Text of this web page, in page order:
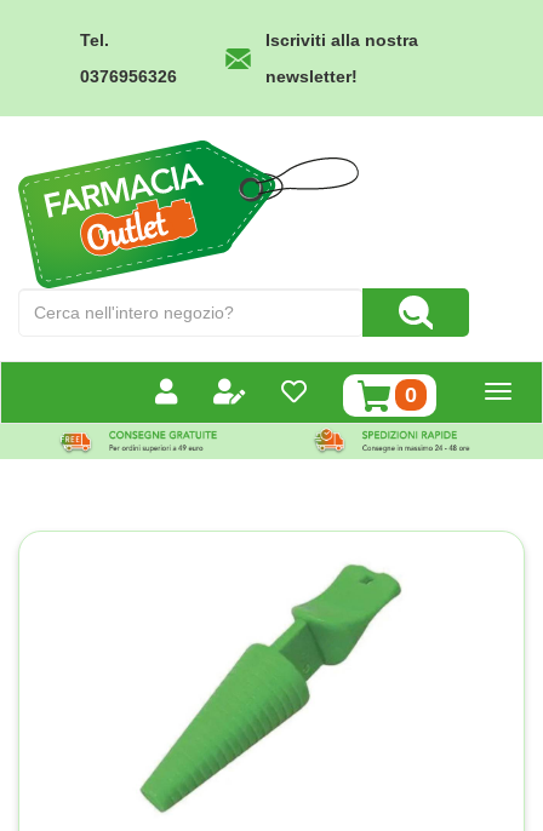
Tel.
0376956326
Iscriviti alla nostra
newsletter!
Outlet
Prodotto
Cerca Prodotto
0prodotti
inseriti